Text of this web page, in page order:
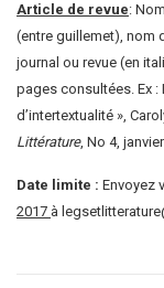
Article de revue:
(entre guillemet), nom
journal ou revue (en
pages consultées. Ex :
d’intertextualité »,
Littérature, No 4,
Date limite : Envoyez
2017 à